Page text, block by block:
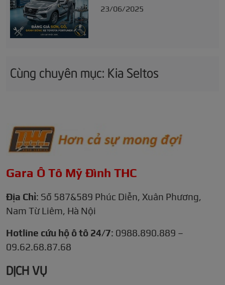
23/06/2025
Cùng chuyên mục: Kia Seltos
Gara Ô Tô Mỹ Đình THC
Địa Chỉ: Số 587&589 Phúc Diễn, Xuân Phương,
Nam Từ Liêm, Hà Nội
Hotline cứu hộ ô tô 24/7: 0988.890.889 –
09.62.68.87.68
DỊCH VỤ